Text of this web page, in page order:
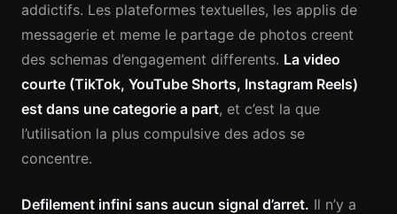
addictifs. Les plateformes textuelles, les applis de
messagerie et meme le partage de photos creent
des schemas d’engagement differents. La video
courte (TikTok, YouTube Shorts, Instagram Reels)
est dans une categorie a part, et c’est la que
l’utilisation la plus compulsive des ados se
concentre.
Defilement infini sans aucun signal d’arret. Il n’y a